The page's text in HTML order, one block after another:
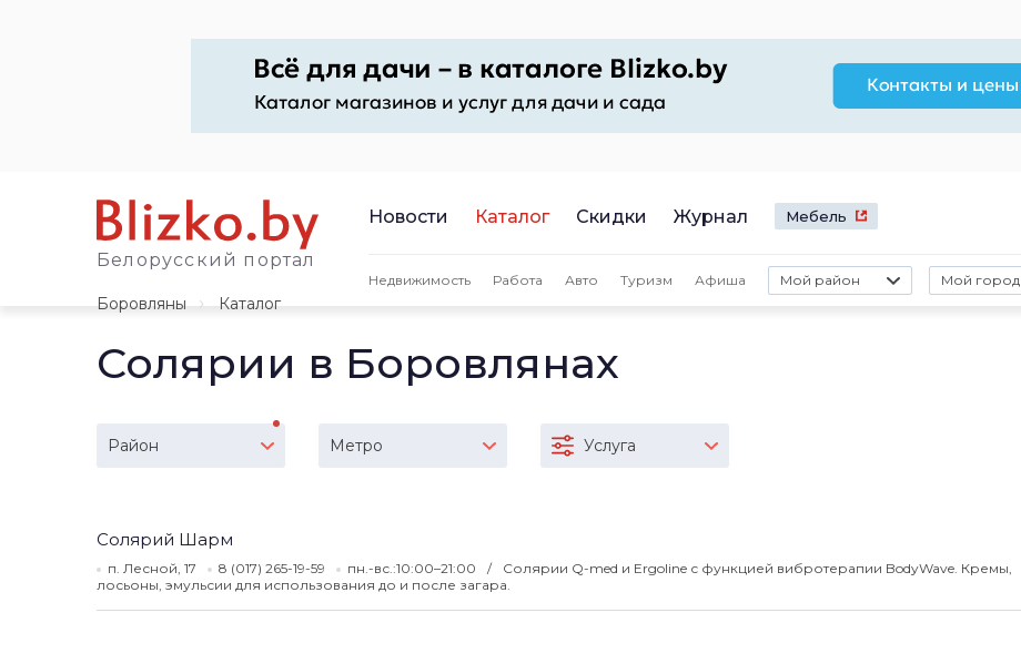
Белорусский портал
Новости Каталог Скидки Журнал Мебель
Недвижимость Работа Авто Туризм Афиша Мой район Мой город
Боровляны
Каталог
Солярии в Боровлянах
Район Метро Услуга
Солярий Шарм
п. Лесной, 17 8 (017) 265-19-59 пн.-вс.:10:00–21:00
Солярии Q-med и Ergoline с функцией вибротерапии BodyWave. Кремы,
лосьоны, эмульсии для использования до и после загара.